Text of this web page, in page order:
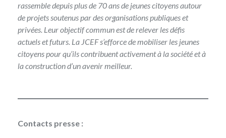
rassemble depuis plus de 70 ans de jeunes citoyens autour
de projets soutenus par des organisations publiques et
privées. Leur objectif commun est de relever les défis
actuels et futurs. La JCEF s’efforce de mobiliser les jeunes
citoyens pour qu’ils contribuent activement à la société et à
la construction d’un avenir meilleur.
Contacts presse :